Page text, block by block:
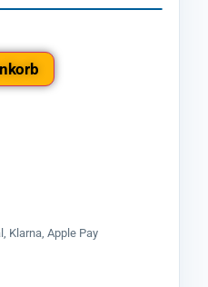
Klarna, Apple Pay